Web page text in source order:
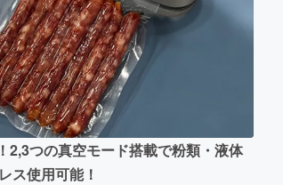
CAMPFIRE for Social GoodCAMPFIRE
CAMPFIREふるさと納税
2,3つの真空モード搭載で粉類・液体
ス使用可能！